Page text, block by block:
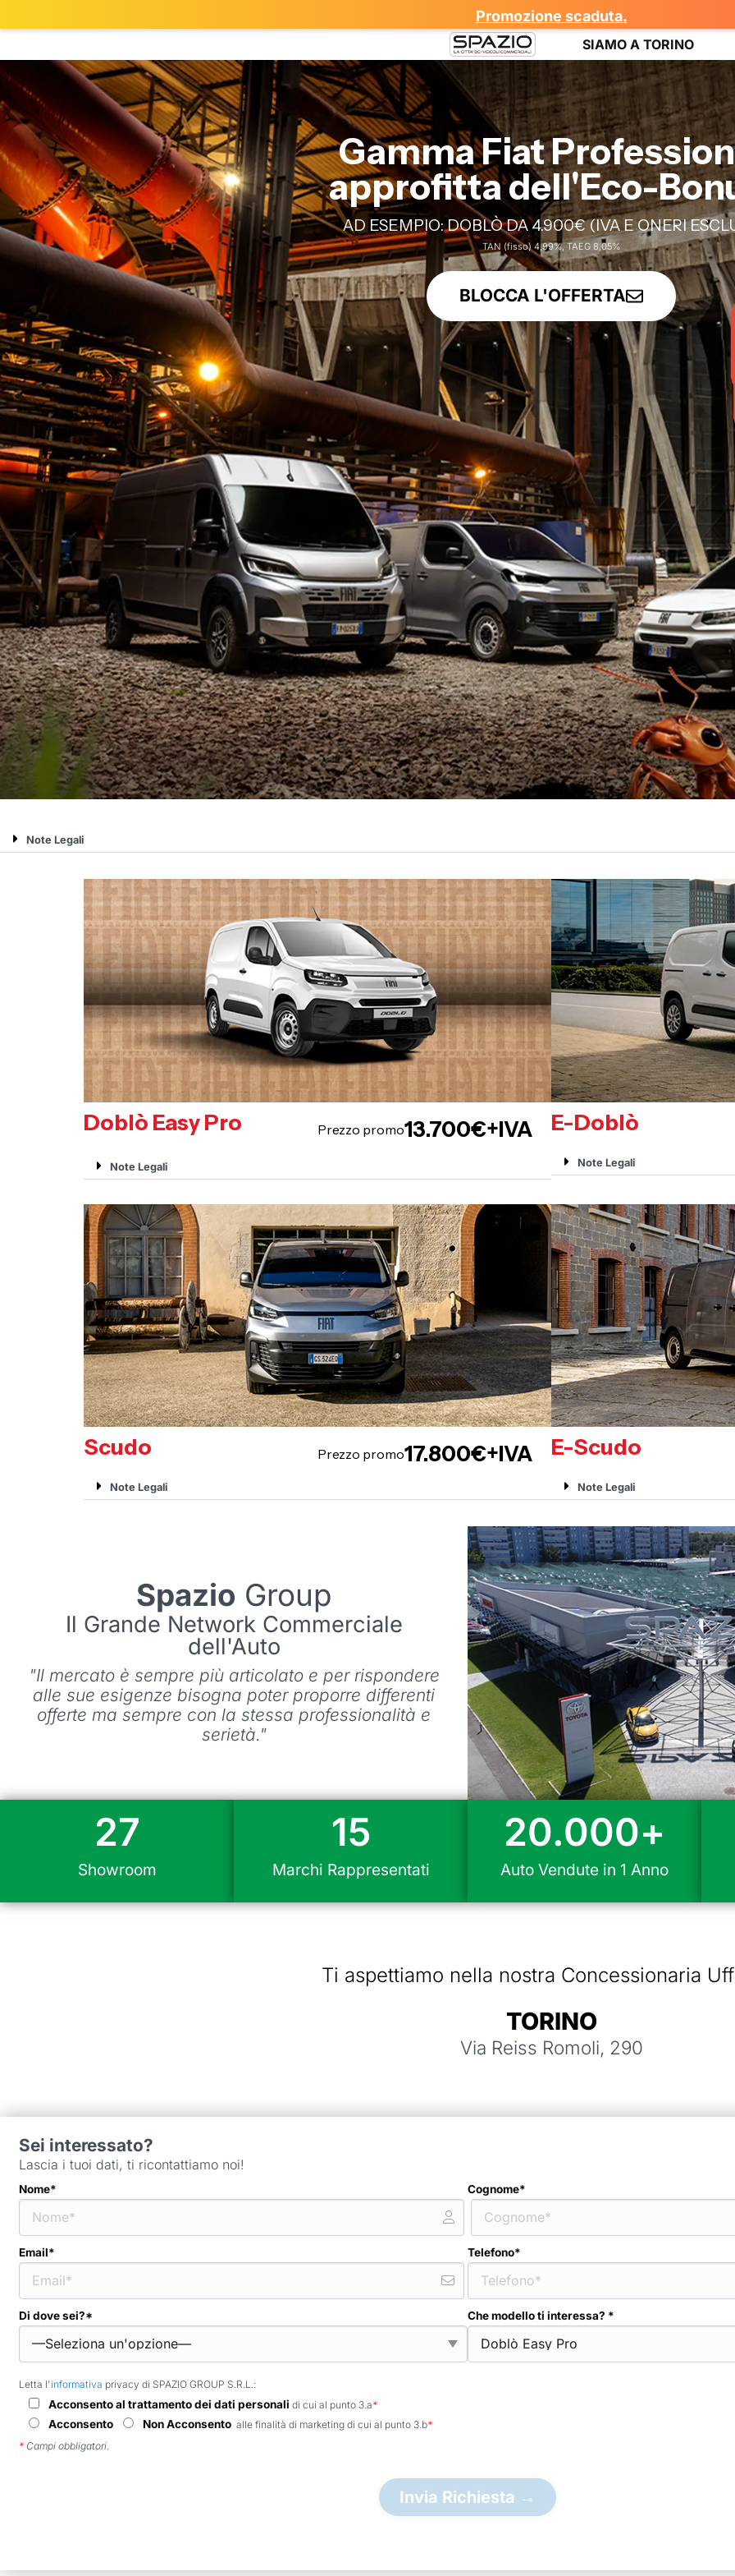
Promozione scaduta.
SIAMO A TORINO
Gamma Fiat
approfitta dell'Eco-
AD ESEMPIO: DOBLÒ DA 4.900€ (IVA E ONERI
TAN (fisso) 4,99%, TAEG 8,05%
BLOCCA L'OFFERTA
Note Legali
Doblò Easy Pro Prezzo promo13.700€+IVA
Note Legali
E-Doblò
Note Legali
Scudo Prezzo promo17.800€+IVA
Note Legali
E-Scudo
Note Legali
Spazio Group
Il Grande Network Commerciale
dell'Auto
"Il mercato è sempre più articolato e per rispondere
alle sue esigenze bisogna poter proporre differenti
offerte ma sempre con la stessa professionalità e
serietà."
Showroom
27
Marchi Rappresentati
15
Auto Vendute in 1 Anno
20.000+
Ti aspettiamo nella nostra Concessionaria
TORINO
Via Reiss Romoli, 290
Sei interessato?
Lascia i tuoi dati, ti ricontattiamo noi!
Nome* Cognome*
Email* Telefono*
Di dove sei?* Che modello ti interessa? *
Letta l'informativa privacy di SPAZIO GROUP S.R.L.:
Acconsento al trattamento dei dati personali di cui al punto 3.a*
Acconsento Non Acconsento alle finalità di marketing di cui al punto 3.b*
* Campi obbligatori.